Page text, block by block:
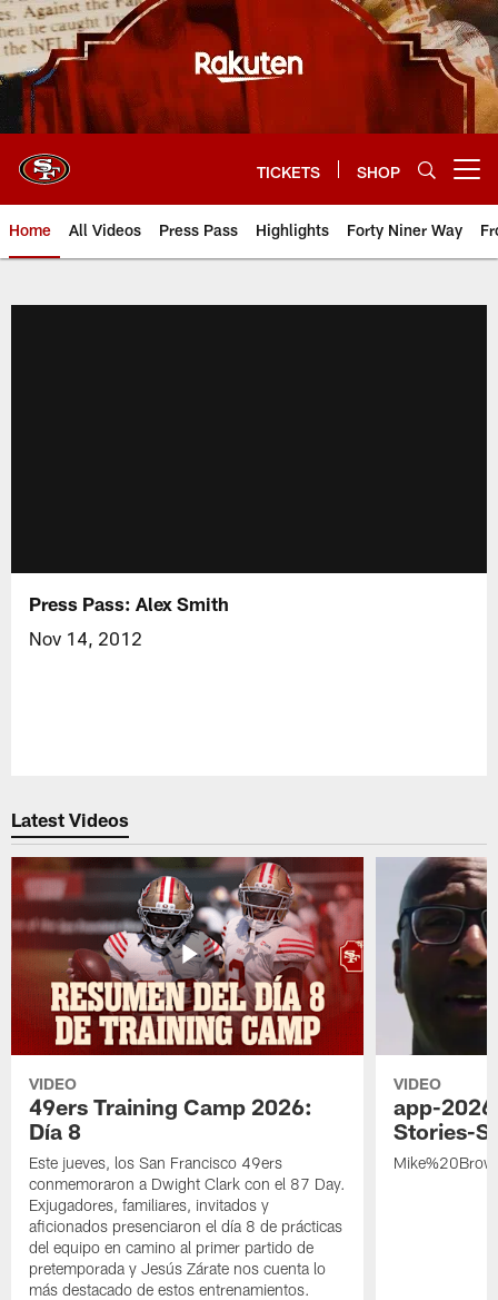
Skip
to
main
content
TICKETS SHOP
Home All Videos Press Pass Highlights Forty Niner Way
Press Pass: Alex Smith
Nov 14, 2012
Latest Videos
VIDEO
49ers Training Camp 2026:
Día 8
Este jueves, los San Francisco 49ers
conmemoraron a Dwight Clark con el 87 Day.
Exjugadores, familiares, invitados y
aficionados presenciaron el día 8 de prácticas
del equipo en camino al primer partido de
pretemporada y Jesús Zárate nos cuenta lo
más destacado de estos entrenamientos.
VIDEO
app-
Stories-